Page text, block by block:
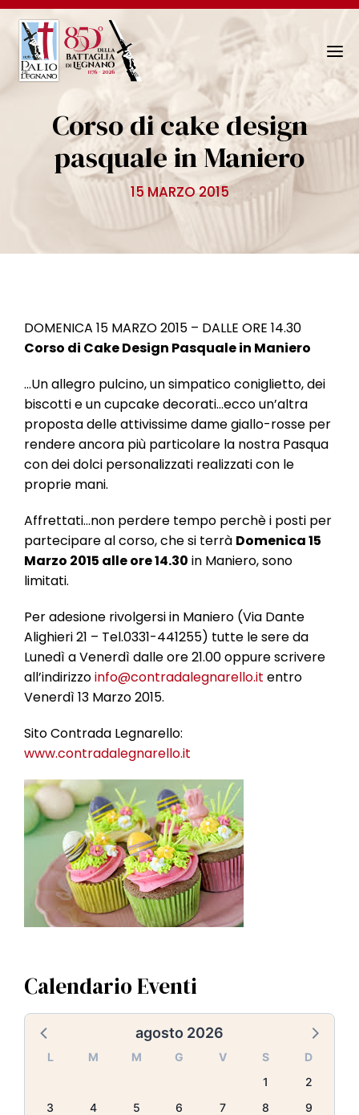
N
a
i
Corso di cake design
pasquale in Maniero
15 MARZO 2015
DOMENICA 15 MARZO 2015 – DALLE ORE 14.30
Corso di Cake Design Pasquale in Maniero
…Un allegro pulcino, un simpatico coniglietto, dei
biscotti e un cupcake decorati…ecco un’altra
proposta delle attivissime dame giallo-rosse per
rendere ancora più particolare la nostra Pasqua
con dei dolci personalizzati realizzati con le
proprie mani.
Affrettati…non perdere tempo perchè i posti per
partecipare al corso, che si terrà Domenica 15
Marzo 2015 alle ore 14.30 in Maniero, sono
limitati.
Per adesione rivolgersi in Maniero (Via Dante
Alighieri 21 – Tel.0331-441255) tutte le sere da
Lunedì a Venerdì dalle ore 21.00 oppure scrivere
all’indirizzoinfo@contradalegnarello.it entro
Venerdì 13 Marzo 2015.
Sito Contrada Legnarello:
www.contradalegnarello.it
Calendario Eventi
agosto 2026
L M M G V S
D
1
2
3
4 5 6 7 8
9